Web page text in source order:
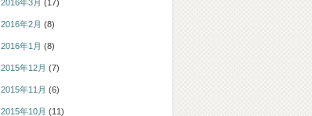
2016年3月 (17)
2016年2月 (8)
2016年1月 (8)
2015年12月 (7)
2015年11月 (6)
2015年10月 (11)